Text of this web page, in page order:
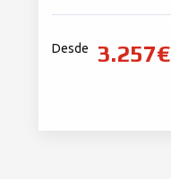
Desde 3.257€